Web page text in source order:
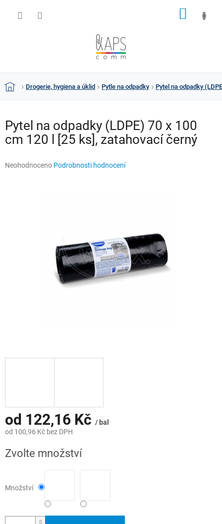
DomůDrogerie, hygiena a úklid Pytle na odpadky Pytel na odpadky
Pytel na odpadky (LDPE) 70 x 100
cm 120 l [25 ks], zatahovací černý
Průměrné
Neohodnoceno Podrobnosti hodnocení
od 122,16 Kč / bal
od 100,96 Kč bez DPH
cena:
Zvolte množství
Množství